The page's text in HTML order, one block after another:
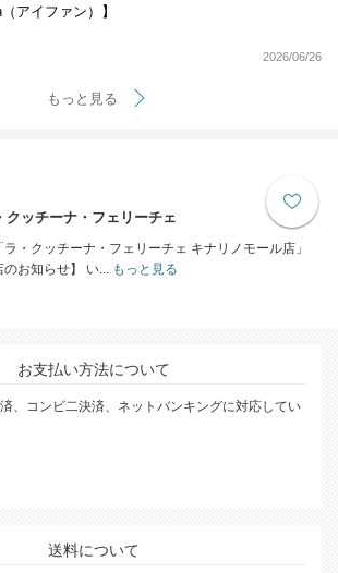
アイファン）】
2026/06/26
もっと見る
クッチーナ・フェリーチェ
ラ・クッチーナ・フェリーチェ キナリノモール店」
のお知らせ】 い...もっと見る
お支払い方法について
、コンビ二決済、ネットバンキングに対応してい
送料について